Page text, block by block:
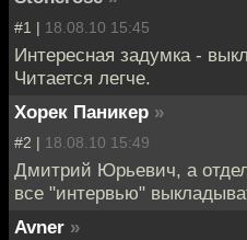
#1 | 18.08.10 15:45
Интересная задумка -
Читается легче.
Хорек Паникер »
#2 | 18.08.10 15:49
Дмитрий Юрьевич, а
все "интервью"
Avner »